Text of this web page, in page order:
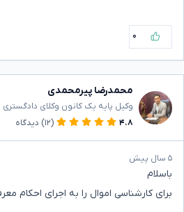
۰
محمدرضا پیرمحمدی
وکیل پایه یک کانون وکلای دادگستری
۴.۸
(۱۲) دیدگاه
۵ سال پیش
باسلام
برای کارشناسی اموال را به اجرای احکام